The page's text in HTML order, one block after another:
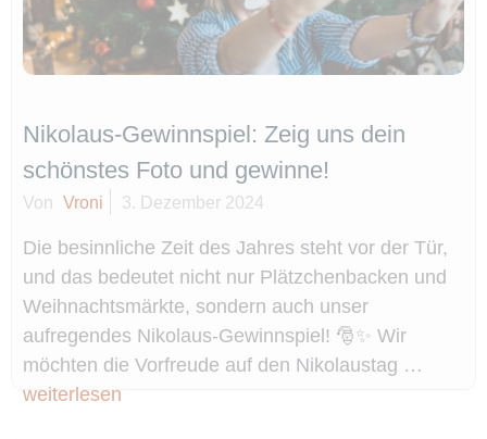
Nikolaus-Gewinnspiel: Zeig uns dein
schönstes Foto und gewinne!
Von Vroni 3. Dezember 2024
Die besinnliche Zeit des Jahres steht vor der Tür,
und das bedeutet nicht nur Plätzchenbacken und
Weihnachtsmärkte, sondern auch unser
aufregendes Nikolaus-Gewinnspiel! 🎅✨ Wir
möchten die Vorfreude auf den Nikolaustag …
weiterlesen